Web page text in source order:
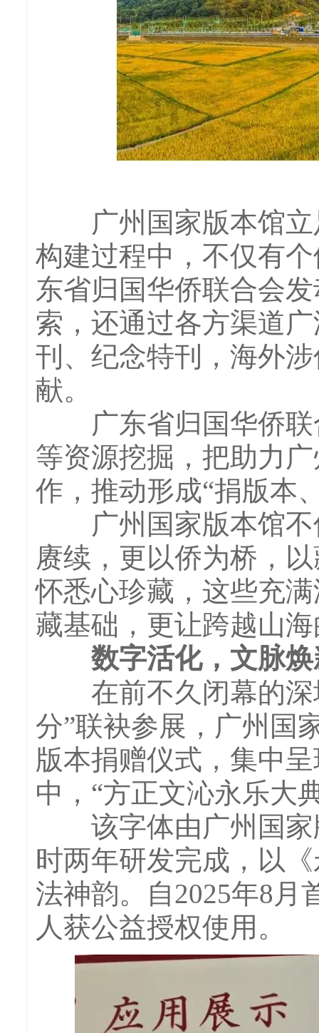
广州国家版本馆立
构建过程中，不仅有
东省归国华侨联合会
索，还通过各方渠道
刊、纪念特刊，海外
献。
广东省归国华侨联
等资源挖掘，把助力
作，推动形成“捐版本
广州国家版本馆不
赓续，更以侨为桥，
怀悉心珍藏，这些充
藏基础，更让跨越山
数字活化，文脉焕
在前不久闭幕的深
分”联袂参展，广州国
版本捐赠仪式，集中
中，“方正文沁永乐大
该字体由广州国家
时两年研发完成，以
法神韵。自2025年8月
人获公益授权使用。